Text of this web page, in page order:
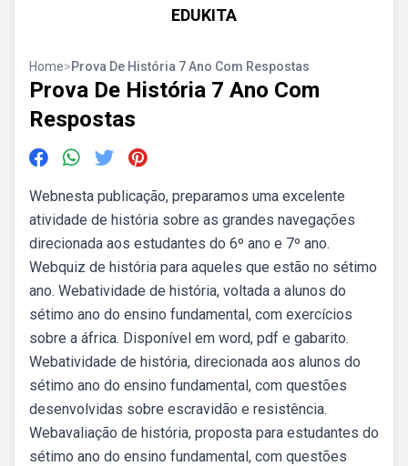
EDUKITA
Home>Prova De História 7 Ano Com Respostas
Prova De História 7 Ano Com
Respostas
Webnesta publicação, preparamos uma excelente
atividade de história sobre as grandes navegações
direcionada aos estudantes do 6º ano e 7º ano.
Webquiz de história para aqueles que estão no sétimo
ano. Webatividade de história, voltada a alunos do
sétimo ano do ensino fundamental, com exercícios
sobre a áfrica. Disponível em word, pdf e gabarito.
Webatividade de história, direcionada aos alunos do
sétimo ano do ensino fundamental, com questões
desenvolvidas sobre escravidão e resistência.
Webavaliação de história, proposta para estudantes do
sétimo ano do ensino fundamental, com questões